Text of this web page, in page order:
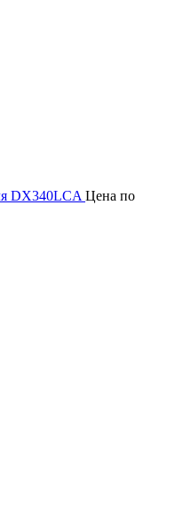
DX340LCA Цена по